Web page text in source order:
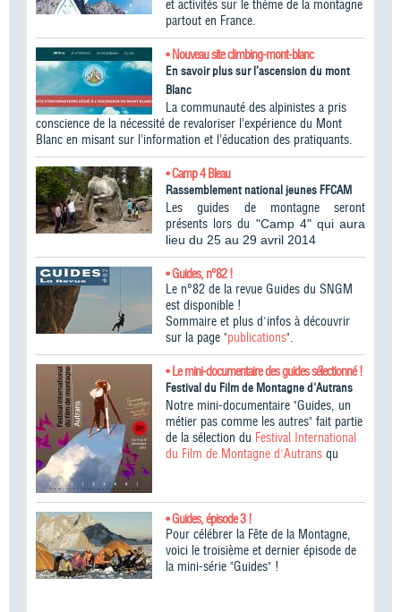
et activités sur le thème de la montagne
partout en France.
• Nouveau site climbing-mont-blanc
En savoir plus sur l’ascension du mont
Blanc
La communauté des alpinistes a pris
conscience de la nécessité de revaloriser l’expérience du Mont
Blanc en misant sur l’information et l’éducation des pratiquants.
• Camp 4 Bleau
Rassemblement national jeunes FFCAM
Les guides de montagne seront
présents lors du "Camp 4" qui aura
lieu du 25 au 29 avril 2014
• Guides, n°82 !
Le n°82 de la revue Guides du SNGM
est disponible !
Sommaire et plus d'infos à découvrir
sur la page "publications".
• Le mini-documentaire des guides sélectionné !
Festival du Film de Montagne d'Autrans
Notre mini-documentaire "Guides, un
métier pas comme les autres" fait partie
de la sélection du Festival International
du Film de Montagne d'Autrans qu
• Guides, épisode 3 !
Pour célébrer la Fête de la Montagne,
voici le troisième et dernier épisode de
la mini-série "Guides" !